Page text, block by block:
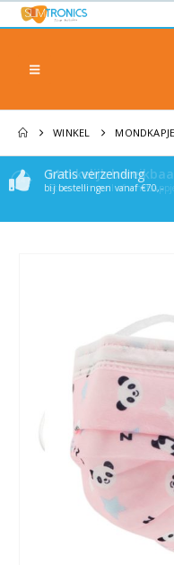
WINKEL
Gratis verzending
bij bestellingen vanaf €70,-
Makkelijk
Stuur een mail of